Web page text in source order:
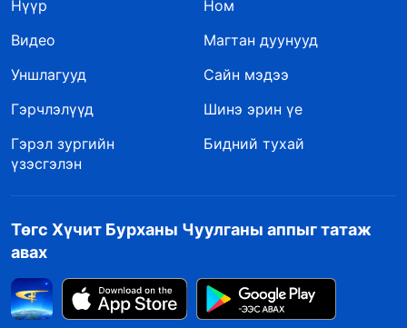
Нүүр
Ном
Видео
Магтан дуунууд
Уншлагууд
Сайн мэдээ
Гэрчлэлүүд
Шинэ эрин үе
Гэрэл зургийн
үзэсгэлэн
Бидний тухай
Төгс Хүчит Бурханы Чуулганы аппыг татаж
авах